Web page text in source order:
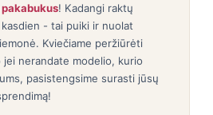
! Kadangi raktų
- tai puiki ir nuolat
Kviečiame peržiūrėti
jei nerandate modelio, kurio
pasistengsime surasti jūsų